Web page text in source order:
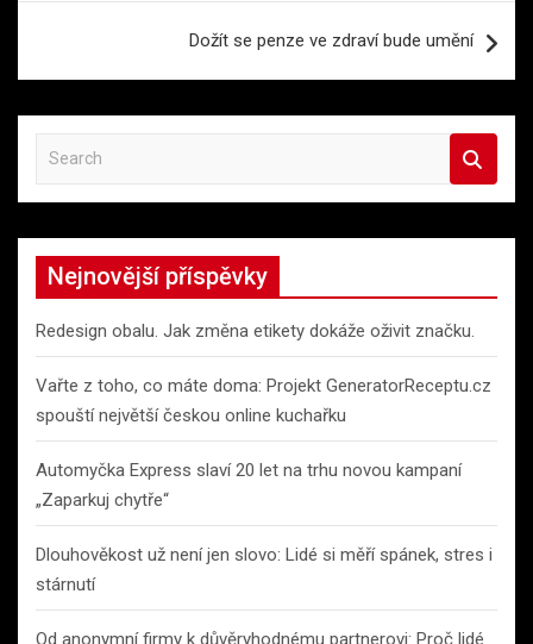
Dožít se penze ve zdraví bude umění
a
r
h
Nejnovější příspěvky
Redesign obalu. Jak změna etikety dokáže oživit značku.
Vařte z toho, co máte doma: Projekt GeneratorReceptu.cz
spouští největší českou online kuchařku
Automyčka Express slaví 20 let na trhu novou kampaní
„Zaparkuj chytře“
Dlouhověkost už není jen slovo: Lidé si měří spánek, stres i
stárnutí
Od anonymní firmy k důvěryhodnému partnerovi: Proč lidé